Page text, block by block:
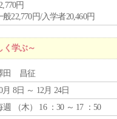
円
般22,770円/入学者20,460円
学ぶ～
田 昌征
月 8日 ～ 12月 24日
週 （木） 16 ：30 ～ 17 ：50